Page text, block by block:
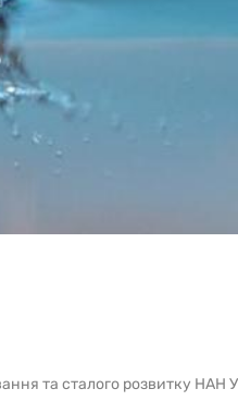
та сталого розвитку НАН